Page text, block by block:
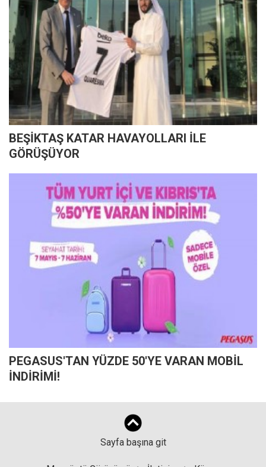
BEŞİKTAŞ KATAR HAVAYOLLARI İLE
GÖRÜŞÜYOR
PEGASUS'TAN YÜZDE 50'YE VARAN MOBİL
İNDİRİMİ!
Sayfa başına git